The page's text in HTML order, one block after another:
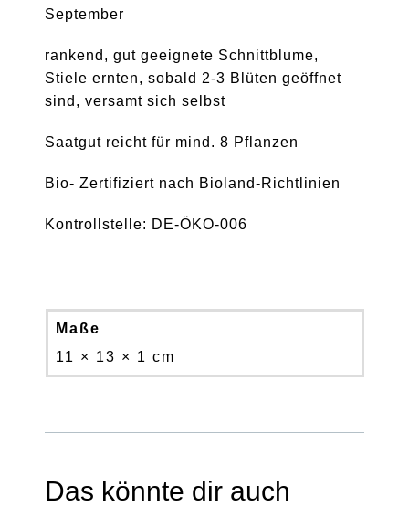
September
rankend, gut geeignete Schnittblume,
Stiele ernten, sobald 2-3 Blüten geöffnet
sind, versamt sich selbst
Saatgut reicht für mind. 8 Pflanzen
Bio- Zertifiziert nach Bioland-Richtlinien
Kontrollstelle: DE-ÖKO-006
Maße
11 × 13 × 1 cm
Das könnte dir auch